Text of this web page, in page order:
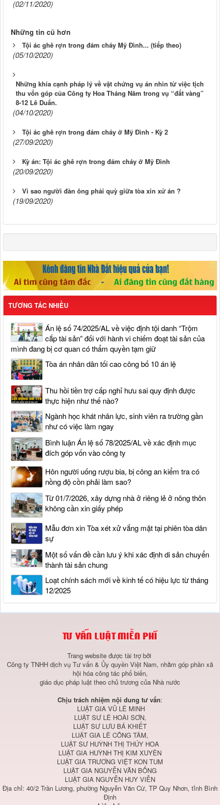
(02/11/2020)
Những tin cũ hơn
Tội ác ghê rợn trong đám cháy Mỹ Đình... (tiếp theo)
(05/10/2020)
Những khía cạnh pháp lý về vật chứng vụ án nhìn từ việc tịch
thu vốn góp của Công ty Hoa Tháng Năm trong vụ “đất vàng”
8-12 Lê Duẩn.
(04/10/2020)
Tội ác ghê rợn trong đám cháy ở Mỹ Đình - Kỳ 2
(27/09/2020)
Kỳ án: Tội ác ghê rợn trong đám cháy ở Mỹ Đình
(20/09/2020)
Vì sao người đàn ông phải quỳ giữa tòa xin xử án ?
(19/09/2020)
TƯƠNG TÁC NHIỀU
Án lệ số 74/2025/AL về việc định tội danh “Trộm
cắp tài sản” đối với hành vi chiếm đoạt tài sản của
mình đang bị cơ quan có thẩm quyền tạm giữ
Tòa án nhân dân tối cao công bố 10 án lệ
Thu hồi tiền trợ cấp nghỉ hưu sai quy định được
thực hiện như thế nào?
Ngành học khát nhân lực, sinh viên ra trường gần
như có việc làm ngay
Bình luận Án lệ số 78/2025/AL về xác định mục
đích góp vốn vào công ty
Hôn người uống rượu bia, bị công an kiểm tra có
nồng độ cồn phải làm sao?
Từ 01/7/2026, xây dựng nhà ở riêng lẻ ở nông thôn
không cần xin giấy phép
Mẫu đơn xin Tòa xét xử vắng mặt tại phiên tòa dân
sự
Một số vấn đề cần lưu ý khi xác định di sản chuyển
thành tài sản chung
Loạt chính sách mới về kinh tế có hiệu lực từ tháng
12/2025
Trang website được tài trợ bởi
Công ty TNHH dịch vụ Tư vấn & Ủy quyền Việt Nam, nhằm góp phần xã
hội hóa công tác phổ biến,
giáo dục pháp luật theo chủ trương của Nhà nước
Chịu trách nhiệm nội dung tư vấn:
LUẬT GIA VŨ LÊ MINH
LUẬT SƯ LÊ HOÀI SƠN,
LUẬT SƯ LƯU BÁ KHIẾT
LUẬT GIA LÊ CÔNG TÂM,
LUẬT SƯ HUỲNH THỊ THÚY HOA
LUẬT GIA HUỲNH THỊ KIM XUYÊN
LUẬT GIA TRƯƠNG VIỆT KON TUM
LUẬT GIA NGUYỄN VĂN BỔNG
LUẬT GIA NGUYỄN HUY VIỄN
Địa chỉ: 40/2 Trần Lương, phường Nguyễn Văn Cừ, TP Quy Nhơn, tỉnh Bình
Định